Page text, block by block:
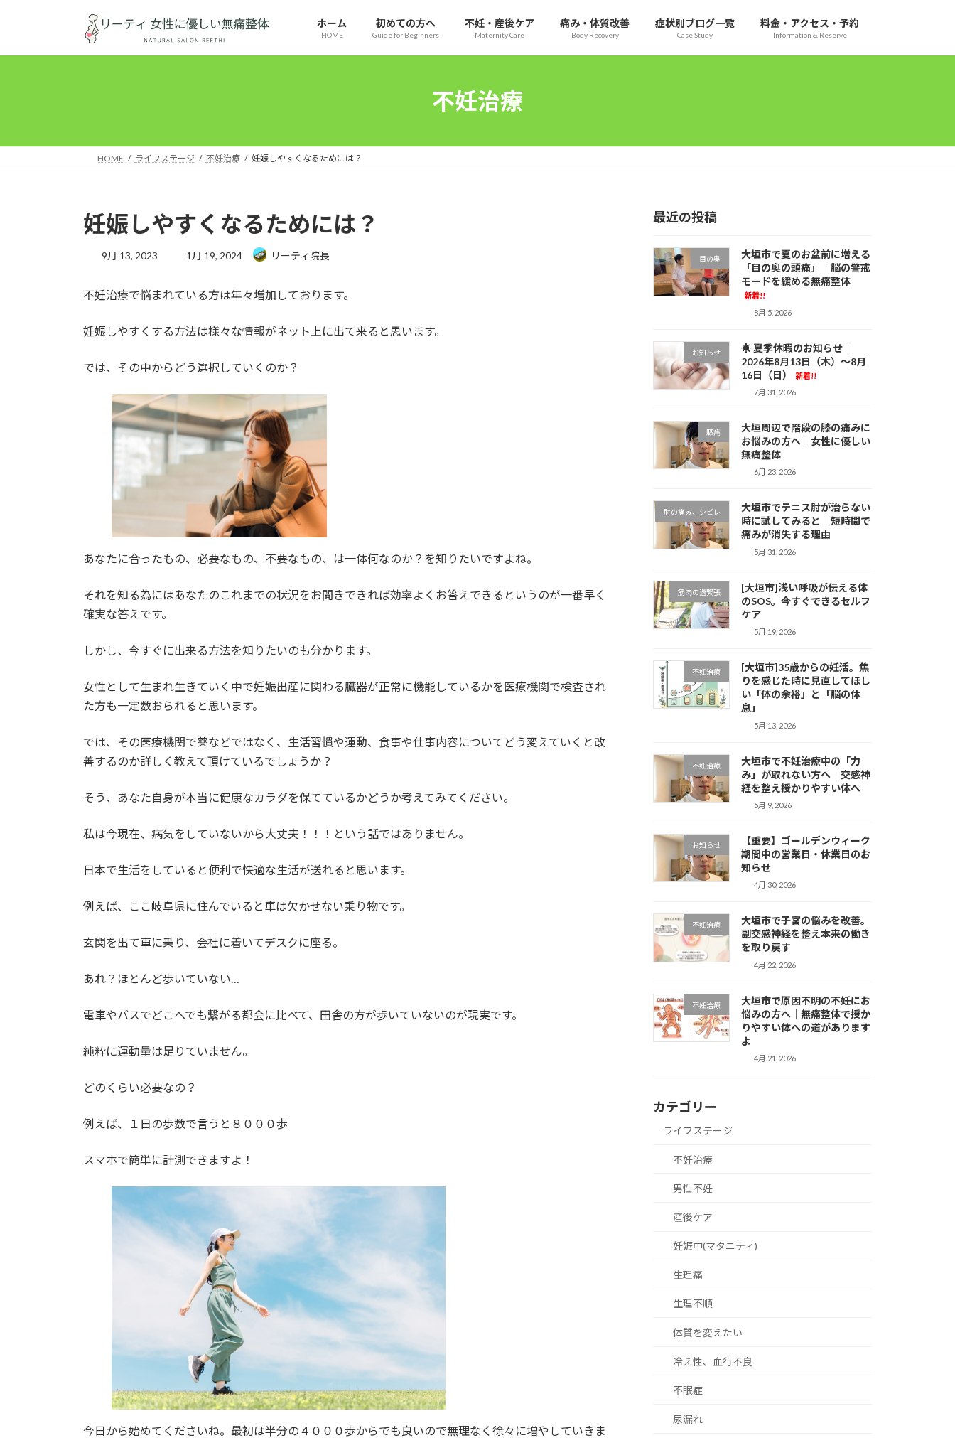
ン
ッ
ー
移
ホーム
HOME
初めての方へ
Guide for Beginners
不妊・産後ケア
Maternity Care
痛み・体質改善
Body Recovery
症状別ブログ一覧
Case Study
料金・アクセス・予約
Information & Reserve
不妊治療
HOME ライフステージ 不妊治療 妊娠しやすくなるためには？
妊娠しやすくなるためには？
9月 13, 2023
最
新
時
:
1月 19, 2024 リーティ院長
不妊治療で悩まれている方は年々増加しております。
妊娠しやすくする方法は様々な情報がネット上に出て来ると思います。
では、その中からどう選択していくのか？
あなたに合ったもの、必要なもの、不要なもの、は一体何なのか？を知りたいですよね。
それを知る為にはあなたのこれまでの状況をお聞きできれば効率よくお答えできるというのが一番早く
確実な答えです。
しかし、今すぐに出来る方法を知りたいのも分かります。
女性として生まれ生きていく中で妊娠出産に関わる臓器が正常に機能しているかを医療機関で検査され
た方も一定数おられると思います。
では、その医療機関で薬などではなく、生活習慣や運動、食事や仕事内容についてどう変えていくと改
善するのか詳しく教えて頂けているでしょうか？
そう、あなた自身が本当に健康なカラダを保てているかどうか考えてみてください。
私は今現在、病気をしていないから大丈夫！！！という話ではありません。
日本で生活をしていると便利で快適な生活が送れると思います。
例えば、ここ岐阜県に住んでいると車は欠かせない乗り物です。
玄関を出て車に乗り、会社に着いてデスクに座る。
あれ？ほとんど歩いていない…
電車やバスでどこへでも繋がる都会に比べて、田舎の方が歩いていないのが現実です。
純粋に運動量は足りていません。
どのくらい必要なの？
例えば、１日の歩数で言うと８０００歩
スマホで簡単に計測できますよ！
今日から始めてくださいね。最初は半分の４０００歩からでも良いので無理なく徐々に増やしていきま
最近の投稿
目の奥
大垣市で夏のお盆前に増える
「目の奥の頭痛」｜脳の警戒
モードを緩める無痛整体
新着!!
8月 5, 2026
お知らせ
☀ 夏季休暇のお知らせ｜
2026年8月13日（木）～8月
16日（日）
新着!!
7月 31, 2026
膝痛
大垣周辺で階段の膝の痛みに
お悩みの方へ｜女性に優しい
無痛整体
6月 23, 2026
肘の痛み、シビレ
大垣市でテニス肘が治らない
時に試してみると｜短時間で
痛みが消失する理由
5月 31, 2026
筋肉の過緊張
[大垣市]浅い呼吸が伝える体
のSOS。今すぐできるセルフ
ケア
5月 19, 2026
不妊治療
[大垣市]35歳からの妊活。焦
りを感じた時に見直してほし
い「体の余裕」と「脳の休
息」
5月 13, 2026
不妊治療
大垣市で不妊治療中の「力
み」が取れない方へ｜交感神
経を整え授かりやすい体へ
5月 9, 2026
お知らせ
【重要】ゴールデンウィーク
期間中の営業日・休業日のお
知らせ
4月 30, 2026
不妊治療
大垣市で子宮の悩みを改善。
副交感神経を整え本来の働き
を取り戻す
4月 22, 2026
不妊治療
大垣市で原因不明の不妊にお
悩みの方へ｜無痛整体で授か
りやすい体への道があります
よ
4月 21, 2026
カテゴリー
ライフステージ
不妊治療
男性不妊
産後ケア
妊娠中(マタニティ)
生理痛
生理不順
体質を変えたい
冷え性、血行不良
不眠症
尿漏れ